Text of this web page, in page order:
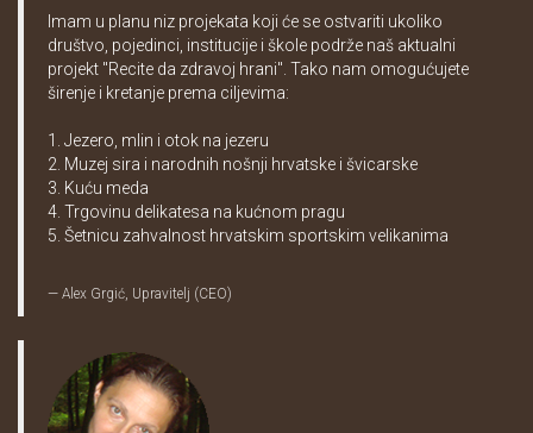
Imam u planu niz projekata koji će se ostvariti ukoliko
društvo, pojedinci, institucije i škole podrže naš aktualni
projekt "Recite da zdravoj hrani". Tako nam omogućujete
širenje i kretanje prema ciljevima:
1. Jezero, mlin i otok na jezeru
2. Muzej sira i narodnih nošnji hrvatske i švicarske
3. Kuću meda
4. Trgovinu delikatesa na kućnom pragu
5. Šetnicu zahvalnost hrvatskim sportskim velikanima
Alex Grgić, Upravitelj (CEO)